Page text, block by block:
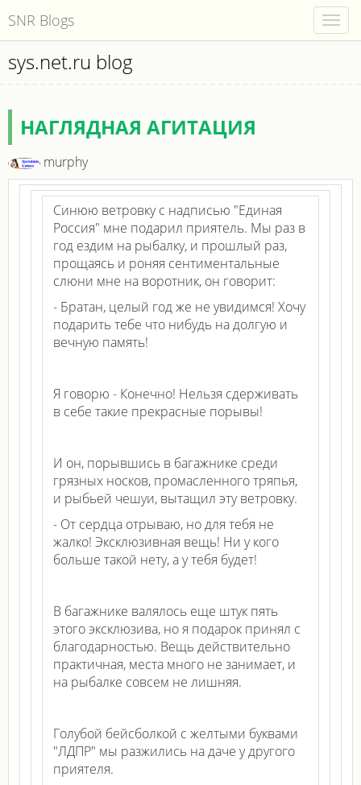
sys.net.ru blog
SNR Blogs
НАГЛЯДНАЯ АГИТАЦИЯ
murphy
Синюю ветровку с надписью "Единая
Россия" мне подарил приятель. Мы раз в
год ездим на рыбалку, и прошлый раз,
прощаясь и роняя сентиментальные
слюни мне на воротник, он говорит:
- Братан, целый год же не увидимся! Хочу
подарить тебе что нибудь на долгую и
вечную память!
Я говорю - Конечно! Нельзя сдерживать
в себе такие прекрасные порывы!
И он, порывшись в багажнике среди
грязных носков, промасленного тряпья,
и рыбьей чешуи, вытащил эту ветровку.
- От сердца отрываю, но для тебя не
жалко! Эксклюзивная вещь! Ни у кого
больше такой нету, а у тебя будет!
В багажнике валялось еще штук пять
этого эксклюзива, но я подарок принял с
благодарностью. Вещь действительно
практичная, места много не занимает, и
на рыбалке совсем не лишняя.
Голубой бейсболкой с желтыми буквами
"ЛДПР" мы разжились на даче у другого
приятеля.